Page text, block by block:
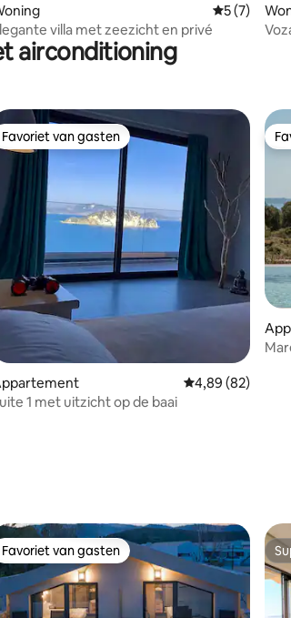
van 4,82 uit 5, 45 recensies
5 (7)
villa met zeezicht en privé
airconditioning
beoordeling van 5 uit 5, 10 recensies
Favoriet van gasten
Favoriet van gasten
Gemiddelde
4,89 (82)
1 met uitzicht op de baai
Favoriet van gasten
Favoriet van gasten